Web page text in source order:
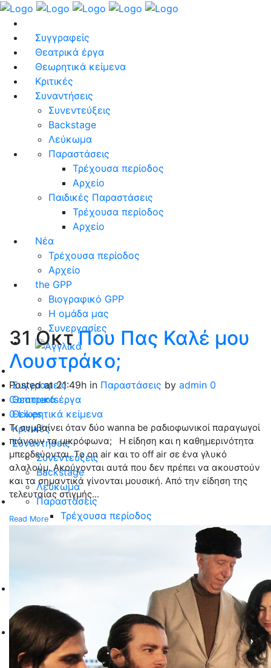
Συγγραφείς
Θεατρικά έργα
Θεωρητικά κείμενα
Κριτικές
Συναντήσεις
Συνεντεύξεις
Backstage
Λεύκωμα
Παραστάσεις
Τρέχουσα περίοδος
Αρχείο
Παιδικές Παραστάσεις
Τρέχουσα περίοδος
Αρχείο
Νέα
Τρέχουσα περίοδος
Αρχείο
the GPP
Βιογραφικό GPP
Η ομάδα μας
Συνεργασίες
Συγγραφείς
Θεατρικά έργα
Θεωρητικά κείμενα
Κριτικές
Συναντήσεις
Συνεντεύξεις
Backstage
Λεύκωμα
Παραστάσεις
Τρέχουσα περίοδος
Τρέχουσα περίοδος
Αρχείο
the GPP
Βιογραφικό GPP
Η ομάδα μας
31 Οκτ Που Πας Καλέ μου
Λουστράκο;
Posted at 21:49h in Παραστάσεις by admin 0
Comments
0Likes
Τι συμβαίνει όταν δύο wanna be ραδιοφωνικοί παραγωγοί
πιάνουν τα μικρόφωνα; Η είδηση και η καθημερινότητα
μπερδεύονται. Το on air και το off air σε ένα γλυκό
αλαλούμ. Ακούγονται αυτά που δεν πρέπει να ακουστούν
και τα σημαντικά γίνονται μουσική. Από την είδηση της
τελευταίας στιγμής...
Read More